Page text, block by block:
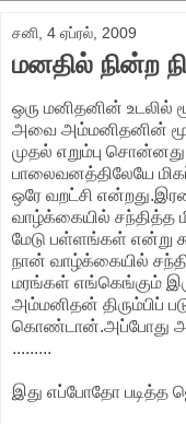
சனி, 4 ஏப்ரல், 2009
மனதில் நின்ற
ஒரு மனிதனின் உடலில்
அவை அம்மனிதனின்
முதல் எறும்பு
பாலைவனத்திலேயே
ஒரே வறட்சி
வாழ்க்கையில் சந்தித்த
மேடு பள்ளங்கள் என்று
நான் வாழ்க்கையில்
மரங்கள் எங்கெங்கும்
அம்மனிதன் திரும்பிப்
கொண்டான்.அப்போது
.........
இது எப்போதோ படித்த